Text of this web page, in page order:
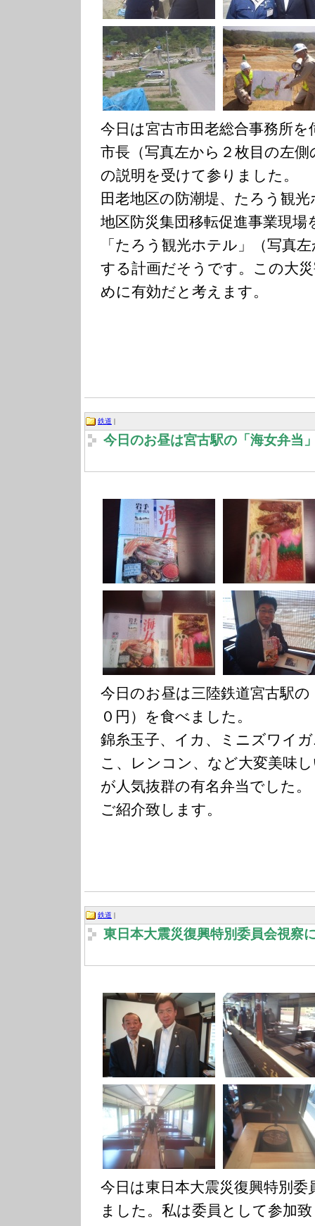
今日は宮古市田老総合事務所
市長（写真左から２枚目の左
の説明を受けて参りました。
田老地区の防潮堤、たろう観
地区防災集団移転促進事業現
「たろう観光ホテル」（写真
する計画だそうです。この大
めに有効だと考えます。
鉄道 |
今日のお昼は宮古駅の「海女弁当
今日のお昼は三陸鉄道宮古駅
０円）を食べました。
錦糸玉子、イカ、ミニズワイ
こ、レンコン、など大変美味
が人気抜群の有名弁当でした。
ご紹介致します。
鉄道 |
東日本大震災復興特別委員会視察
今日は東日本大震災復興特別
ました。私は委員として参加